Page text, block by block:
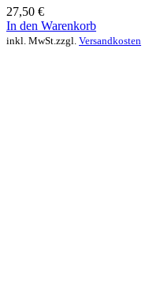
27,50 €
In den Warenkorb
inkl. MwSt.zzgl. Versandkosten